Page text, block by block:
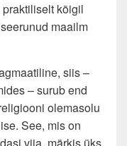
kõigil
maailm
siis –
– surub end
olemasolu
See, mis on